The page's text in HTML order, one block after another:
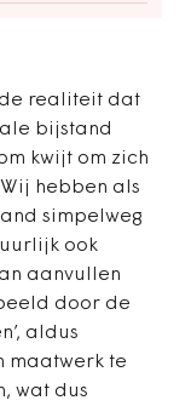
realiteit dat
bijstand
kwijt om zich
hebben als
simpelweg
ook
aanvullen
door de
aldus
maatwerk te
wat dus